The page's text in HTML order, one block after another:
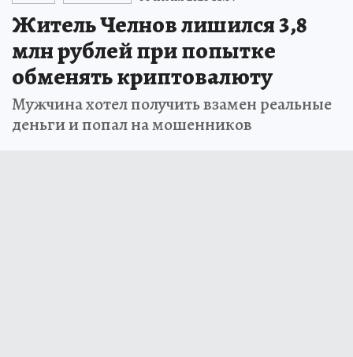
Житель Челнов лишился 3,8
млн рублей при попытке
обменять криптовалюту
Мужчина хотел получить взамен реальные
деньги и попал на мошенников